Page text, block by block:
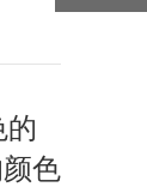
的
色